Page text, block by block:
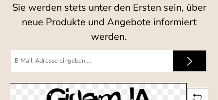
Sie werden stets unter den Ersten sein, über
neue Produkte und Angebote informiert
werden.
Mail-